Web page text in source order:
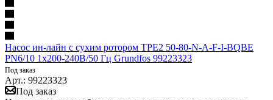
Насос ин-лайн с сухим ротором TPE2 50-80-N-A-F-I-BQBE
PN6/10 1х200-240В/50 Гц Grundfos 99223323
Под заказ
Арт.: 99223323
Под заказ